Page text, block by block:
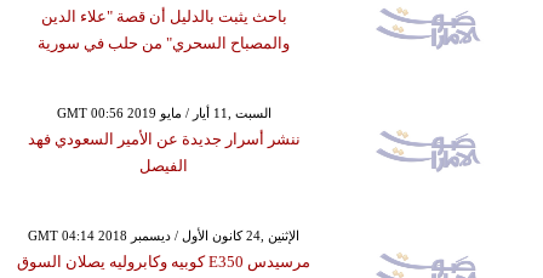
باحث يثبت بالدليل أن قصة "علاء الدين
والمصباح السحري" من حلب في سورية
GMT 00:56 2019 السبت ,11 أيار / مايو
ننشر أسرار جديدة عن الأمير السعودي فهد
الفيصل
GMT 04:14 2018 الإثنين ,24 كانون الأول / ديسمبر
مرسيدس E350 كوبيه وكابروليه يصلان السوق